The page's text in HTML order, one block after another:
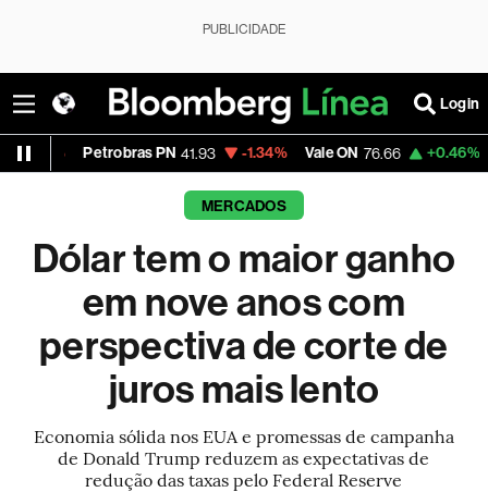
PUBLICIDADE
Login
Petrobras PN 41.93 -1.34% Vale ON 76.66 +0.46% Itaú PN
MERCADOS
Dólar tem o maior ganho
em nove anos com
perspectiva de corte de
juros mais lento
Economia sólida nos EUA e promessas de campanha
de Donald Trump reduzem as expectativas de
redução das taxas pelo Federal Reserve